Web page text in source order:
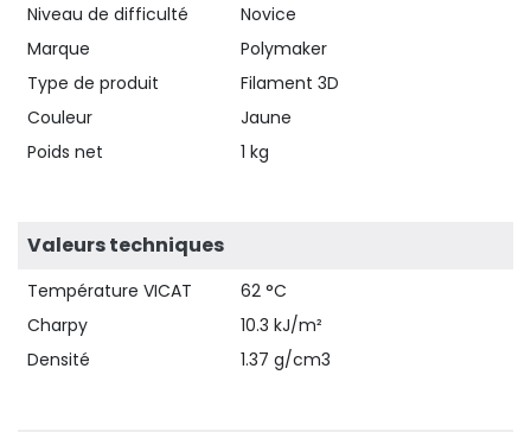
Niveau de difficulté
Novice
Marque
Polymaker
Type de produit
Filament 3D
Couleur
Jaune
Poids net
1 kg
Valeurs techniques
Température VICAT
62 °C
Charpy
10.3 kJ/m²
Densité
1.37 g/cm3